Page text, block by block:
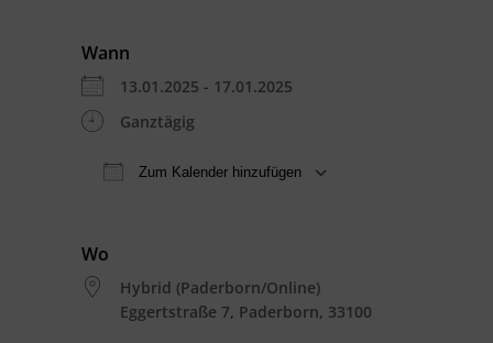
Wann
13.01.2025 - 17.01.2025
Ganztägig
Zum Kalender hinzufügen
Wo
Hybrid (Paderborn/Online)
Eggertstraße 7, Paderborn, 33100